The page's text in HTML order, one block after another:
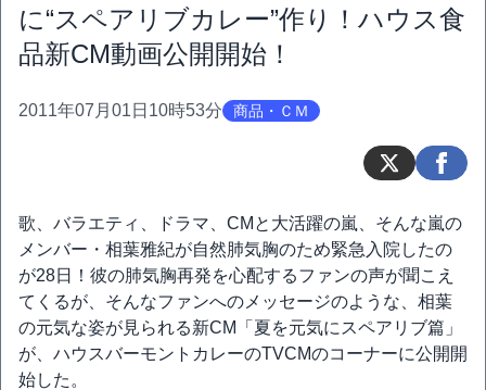
に“スペアリブカレー”作り！ハウス食
品新CM動画公開開始！
2011年07月01日10時53分 商品・ＣＭ
歌、バラエティ、ドラマ、CMと大活躍の嵐、そんな嵐の
メンバー・相葉雅紀が自然肺気胸のため緊急入院したの
が28日！彼の肺気胸再発を心配するファンの声が聞こえ
てくるが、そんなファンへのメッセージのような、相葉
の元気な姿が見られる新CM「夏を元気にスペアリブ篇」
が、ハウスバーモントカレーのTVCMのコーナーに公開開
始した。